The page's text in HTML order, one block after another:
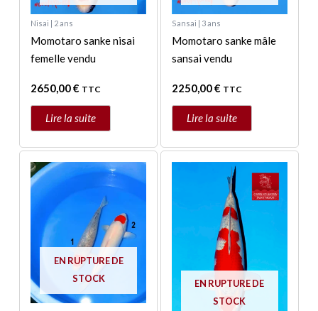
Nisai | 2 ans
Momotaro sanke nisai
femelle vendu
2650,00€ TTC
Lire la suite
Sansai | 3 ans
Momotaro sanke mâle
sansai vendu
2250,00€ TTC
Lire la suite
EN RUPTURE DE
STOCK
Ce
produit
plusieurs
variations.
Les
options
peuvent
être
EN RUPTURE DE
STOCK